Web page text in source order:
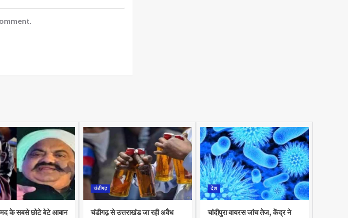
के सबसे छोटे बेटे आबान
चंडीगढ़
चंडीगढ़ से उत्तराखंड जा रही अवैध
देश
चांदीपुरा वायरस जांच तेज, केंद्र ने